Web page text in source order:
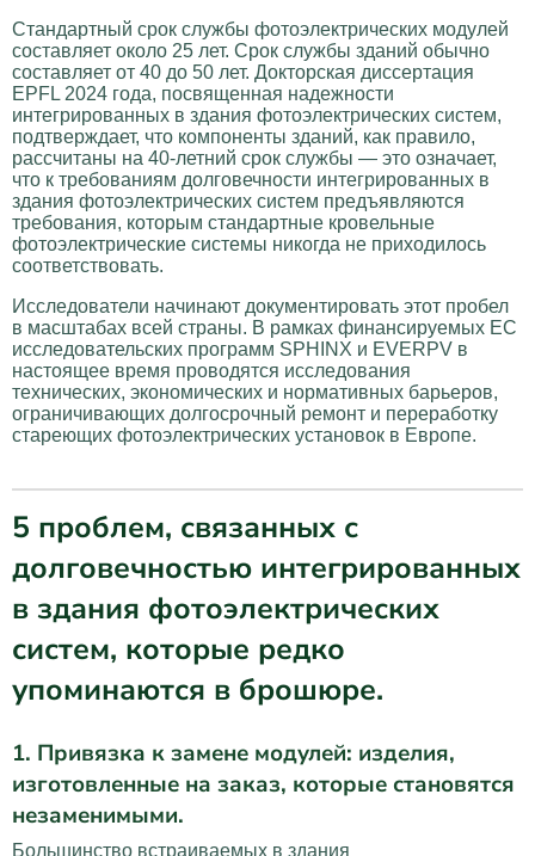
Стандартный срок службы фотоэлектрических модулей
составляет около 25 лет. Срок службы зданий обычно
составляет от 40 до 50 лет. Докторская диссертация
EPFL 2024 года, посвященная надежности
интегрированных в здания фотоэлектрических систем,
подтверждает, что компоненты зданий, как правило,
рассчитаны на 40-летний срок службы — это означает,
что к требованиям долговечности интегрированных в
здания фотоэлектрических систем предъявляются
требования, которым стандартные кровельные
фотоэлектрические системы никогда не приходилось
соответствовать.
Исследователи начинают документировать этот пробел
в масштабах всей страны. В рамках финансируемых ЕС
исследовательских программ SPHINX и EVERPV в
настоящее время проводятся исследования
технических, экономических и нормативных барьеров,
ограничивающих долгосрочный ремонт и переработку
стареющих фотоэлектрических установок в Европе.
5 проблем, связанных с
долговечностью интегрированных
в здания фотоэлектрических
систем, которые редко
упоминаются в брошюре.
1. Привязка к замене модулей: изделия,
изготовленные на заказ, которые становятся
незаменимыми.
Большинство встраиваемых в здания